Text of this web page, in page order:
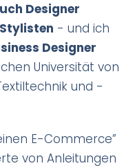
Designer
- und ich
Designer
Universität von
und -
E-Commerce”
von Anleitungen